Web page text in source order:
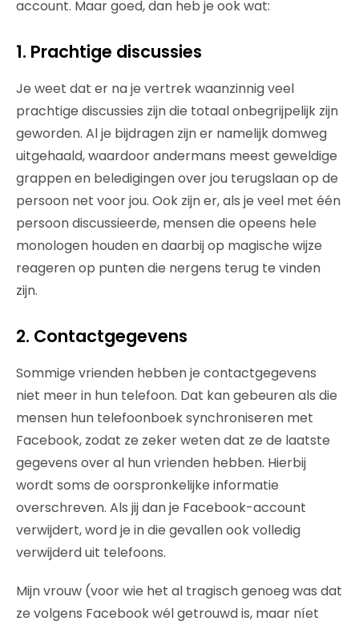
account. Maar goed, dan heb je ook wat:
1. Prachtige discussies
Je weet dat er na je vertrek waanzinnig veel
prachtige discussies zijn die totaal onbegrijpelijk zijn
geworden. Al je bijdragen zijn er namelijk domweg
uitgehaald, waardoor andermans meest geweldige
grappen en beledigingen over jou terugslaan op de
persoon net voor jou. Ook zijn er, als je veel met één
persoon discussieerde, mensen die opeens hele
monologen houden en daarbij op magische wijze
reageren op punten die nergens terug te vinden
zijn.
2. Contactgegevens
Sommige vrienden hebben je contactgegevens
niet meer in hun telefoon. Dat kan gebeuren als die
mensen hun telefoonboek synchroniseren met
Facebook, zodat ze zeker weten dat ze de laatste
gegevens over al hun vrienden hebben. Hierbij
wordt soms de oorspronkelijke informatie
overschreven. Als jij dan je Facebook-account
verwijdert, word je in die gevallen ook volledig
verwijderd uit telefoons.
Mijn vrouw (voor wie het al tragisch genoeg was dat
ze volgens Facebook wél getrouwd is, maar níet